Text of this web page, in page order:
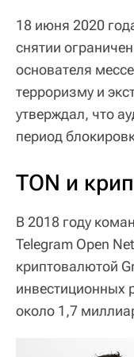
18 июня 2020
снятии
основателя
терроризму и
утверждал, что
период
TON и
В 2018 году
Telegram Open
криптовалютой
инвестиционных
около 1,7